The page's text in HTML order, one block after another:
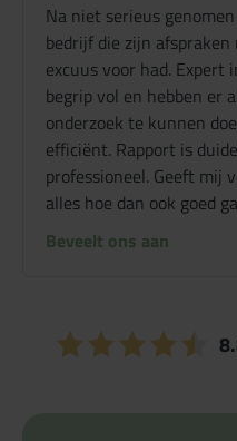
Na niet serieus
bedrijf die zijn
excuus voor had. Expert
begrip vol en hebben er
onderzoek te kunnen
efficiënt. Rapport is
professioneel. Geeft
alles hoe dan ook goed
Beveelt ons aan